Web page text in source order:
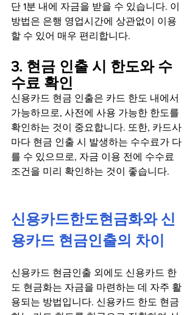
단 1분 내에 자금을 받을 수 있습니다. 이
방법은 은행 영업시간에 상관없이 이용
할 수 있어 매우 편리합니다.
3. 현금 인출 시 한도와 수
수료 확인
신용카드 현금 인출은 카드 한도 내에서
가능하므로, 사전에 사용 가능한 한도를
확인하는 것이 중요합니다. 또한, 카드사
마다 현금 인출 시 발생하는 수수료가 다
를 수 있으므로, 자금 이용 전에 수수료
조건을 미리 확인하는 것이 좋습니다.
신용카드한도현금화와 신
용카드 현금인출의 차이
신용카드 현금인출 외에도 신용카드 한
도 현금화는 자금을 마련하는 데 자주 활
용되는 방법입니다. 신용카드 한도 현금